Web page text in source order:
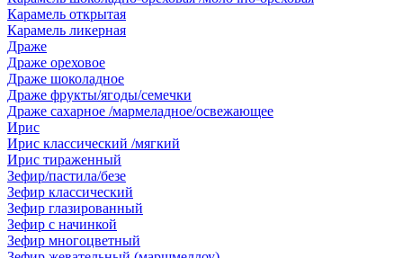
Карамель открытая
Карамель ликерная
Драже
Драже ореховое
Драже шоколадное
Драже фрукты/ягоды/семечки
Драже сахарное /мармеладное/освежающее
Ирис
Ирис классический /мягкий
Ирис тираженный
Зефир/пастила/безе
Зефир классический
Зефир глазированный
Зефир с начинкой
Зефир многоцветный